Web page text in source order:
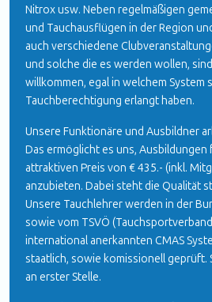
Nitrox usw. Neben regelmäßigen
und Tauchausflügen in der Region
auch verschiedene
und solche die es werden wollen,
willkommen, egal in welchem System
Tauchberechtigung erlangt haben.
Unsere Funktionäre und Ausbildner
Das ermöglicht es uns,
attraktiven Preis von € 435.- (inkl.
anzubieten. Dabei steht die Qualität
Unsere Tauchlehrer werden in der
sowie vom TSVÖ
international anerkannten CMAS
staatlich, sowie komissionell geprüft.
an erster Stelle.